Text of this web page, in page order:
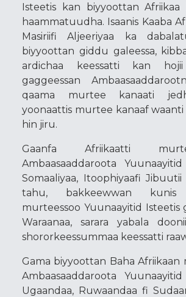
Isteetis kan biyyoottan
haammatuudha. Isaanis Kaaba
Masiriifi Aljeeriyaa ka
biyyoottan giddu galeessa,
ardichaa keessatti kan hojii
gaggeessan
qaama murtee kanaati
yoonaattis murtee kanaaf waanti
hin jiru.
Gaanfa Afriikaatti
Ambaasaaddaroota
Somaaliyaa, Itoophiyaafi
tahu, bakkeewwan kunis
murteessoo Yuunaayitid Isteetis
Waraanaa, sarara yabala
shororkeessummaa keessatti
Gama biyyoottan Baha
Ambaasaaddaroota
Ugaandaa, Ruwaandaa fi